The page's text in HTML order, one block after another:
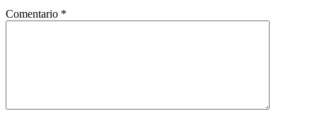
Comentario *